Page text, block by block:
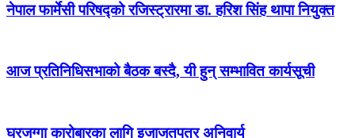
नेपाल फार्मेसी परिषद्को रजिस्ट्रारमा डा. हरिश सिंह थापा नियुक्त
आज प्रतिनिधिसभाको बैठक बस्दै, यी हुन् सम्भावित कार्यसूची
घरजग्गा कारोबारका लागि इजाजतपत्र अनिवार्य